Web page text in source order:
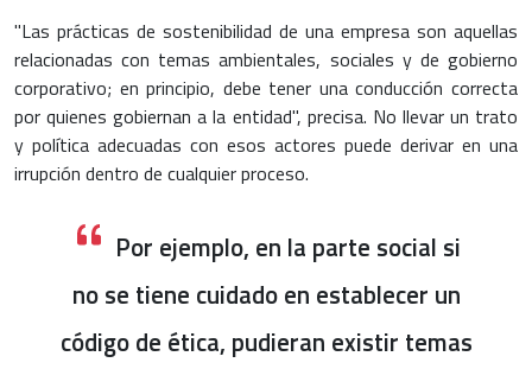
"Las prácticas de sostenibilidad de una empresa son aquellas
relacionadas con temas ambientales, sociales y de gobierno
corporativo; en principio, debe tener una conducción correcta
por quienes gobiernan a la entidad", precisa. No llevar un trato
y política adecuadas con esos actores puede derivar en una
irrupción dentro de cualquier proceso.
Por ejemplo, en la parte social si
no se tiene cuidado en establecer un
código de ética, pudieran existir temas